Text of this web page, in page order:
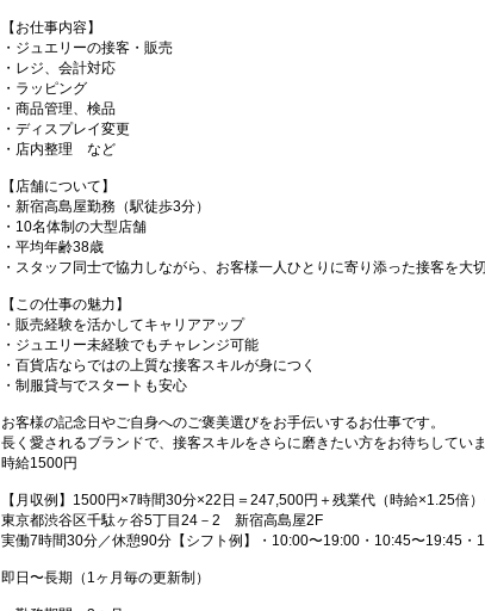
【お仕事内容】
・ジュエリーの接客・販売
・レジ、会計対応
・ラッピング
・商品管理、検品
・ディスプレイ変更
・店内整理 など
【店舗について】
・新宿高島屋勤務（駅徒歩3分）
・10名体制の大型店舗
・平均年齢38歳
・スタッフ同士で協力しながら、お客様一人ひとりに寄り添った接客を大
【この仕事の魅力】
・販売経験を活かしてキャリアアップ
・ジュエリー未経験でもチャレンジ可能
・百貨店ならではの上質な接客スキルが身につく
・制服貸与でスタートも安心
お客様の記念日やご自身へのご褒美選びをお手伝いするお仕事です。
長く愛されるブランドで、接客スキルをさらに磨きたい方をお待ちしていま
時給1500円
【月収例】1500円×7時間30分×22日＝247,500円＋残業代（時給×1.25倍
東京都渋谷区千駄ヶ谷5丁目24－2 新宿高島屋2F
実働7時間30分／休憩90分【シフト例】・10:00〜19:00・10:45〜19:45
即日〜長期（1ヶ月毎の更新制）